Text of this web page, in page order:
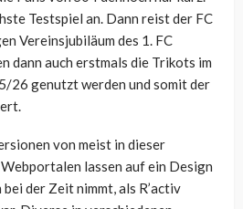
Testspiel an. Dann reist der FC
Vereinsjubiläum des 1. FC
dann auch erstmals die Trikots im
26 genutzt werden und somit der
von meist in dieser
lassen auf ein Design
der Zeit nimmt, als R’activ